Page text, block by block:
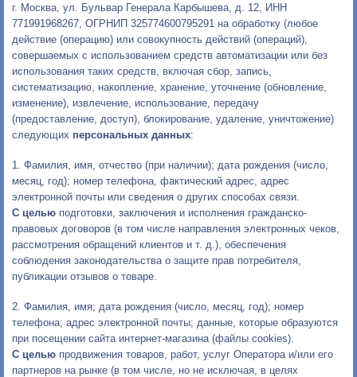
г. Москва, ул. Бульвар Генерала Карбышева, д. 12, ИНН
771991968267, ОГРНИП 325774600795291 на обработку (любое
действие (операцию) или совокупность действий (операций),
совершаемых с использованием средств автоматизации или без
использования таких средств, включая сбор, запись,
систематизацию, накопление, хранение, уточнение (обновление,
изменение), извлечение, использование, передачу
(предоставление, доступ), блокирование, удаление, уничтожение)
следующих персональных данных:
1. Фамилия, имя, отчество (при наличии); дата рождения (число,
месяц, год); номер телефона, фактический адрес, адрес
электронной почты или сведения о других способах связи.
С целью подготовки, заключения и исполнения гражданско-
правовых договоров (в том числе направления электронных чеков,
рассмотрения обращений клиентов и т. д.), обеспечения
соблюдения законодательства о защите прав потребителя,
публикации отзывов о товаре.
2. Фамилия, имя; дата рождения (число, месяц, год); номер
телефона; адрес электронной почты; данные, которые образуются
при посещении сайта интернет-магазина (файлы cookies).
С целью продвижения товаров, работ, услуг Оператора и/или его
партнеров на рынке (в том числе, но не исключая, в целях